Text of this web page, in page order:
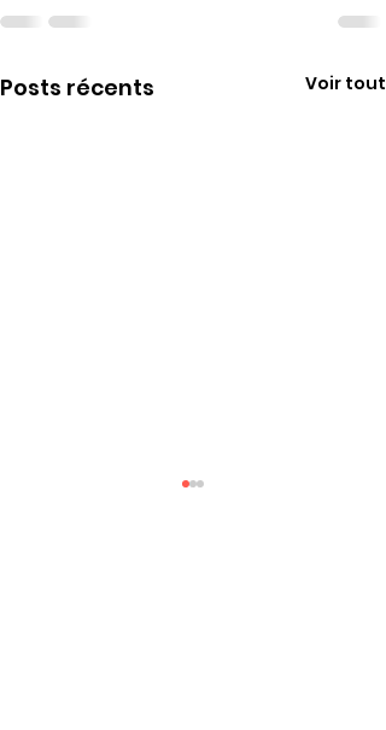
Posts récents Voir tout